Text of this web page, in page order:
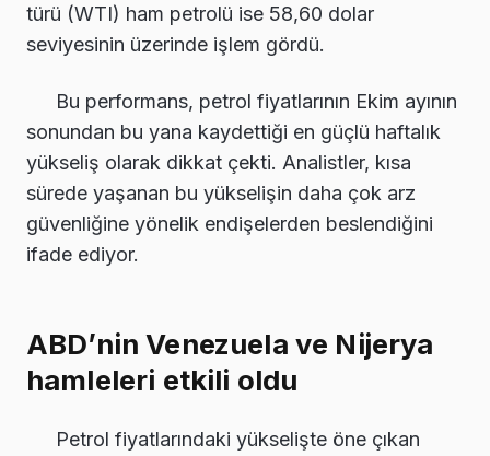
türü (WTI) ham petrolü ise 58,60 dolar
seviyesinin üzerinde işlem gördü.
Bu performans, petrol fiyatlarının Ekim ayının
sonundan bu yana kaydettiği en güçlü haftalık
yükseliş olarak dikkat çekti. Analistler, kısa
sürede yaşanan bu yükselişin daha çok arz
güvenliğine yönelik endişelerden beslendiğini
ifade ediyor.
ABD’nin Venezuela ve Nijerya
hamleleri etkili oldu
Petrol fiyatlarındaki yükselişte öne çıkan